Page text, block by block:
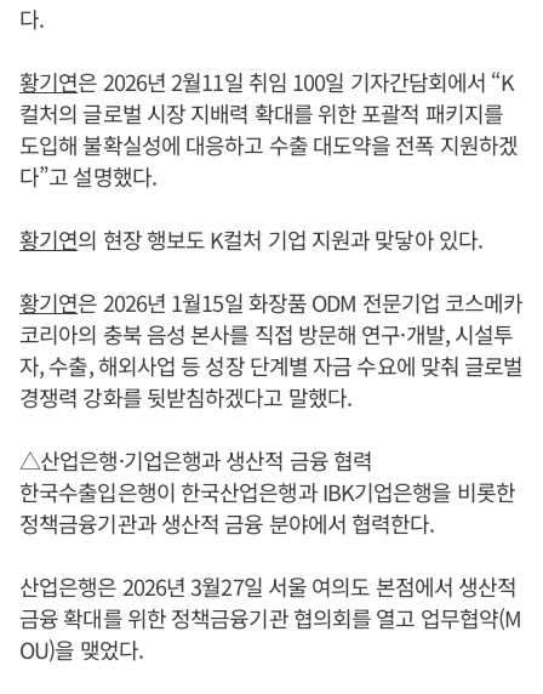
다.
황기연은 2026년 2월11일 취임 100일 기자간담회에서 “K
컬처의 글로벌 시장 지배력 확대를 위한 포괄적 패키지를
도입해 불확실성에 대응하고 수출 대도약을 전폭 지원하겠
다”고 설명했다.
황기연의 현장 행보도 K컬처 기업 지원과 맞닿아 있다.
황기연은 2026년 1월15일 화장품 ODM 전문기업 코스메카
코리아의 충북 음성 본사를 직접 방문해 연구·개발, 시설투
자, 수출, 해외사업 등 성장 단계별 자금 수요에 맞춰 글로벌
경쟁력 강화를 뒷받침하겠다고 말했다.
△산업은행·기업은행과 생산적 금융 협력
한국수출입은행이 한국산업은행과 IBK기업은행을 비롯한
정책금융기관과 생산적 금융 분야에서 협력한다.
산업은행은 2026년 3월27일 서울 여의도 본점에서 생산적
금융 확대를 위한 정책금융기관 협의회를 열고 업무협약(M
OU)을 맺었다.